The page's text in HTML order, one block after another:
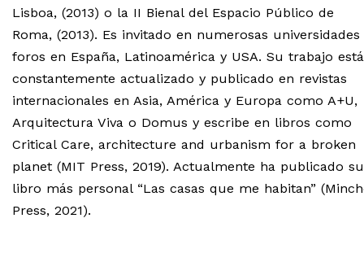
Lisboa, (2013) o la II Bienal del Espacio Público de
Roma, (2013). Es invitado en numerosas universidades
foros en España, Latinoamérica y USA. Su trabajo está
constantemente actualizado y publicado en revistas
internacionales en Asia, América y Europa como A+U,
Arquitectura Viva o Domus y escribe en libros como
Critical Care, architecture and urbanism for a broken
planet (MIT Press, 2019). Actualmente ha publicado su
libro más personal “Las casas que me habitan”
Press, 2021).